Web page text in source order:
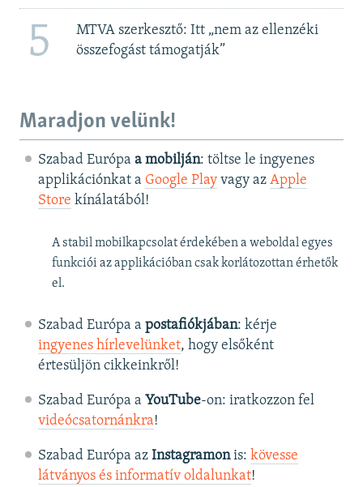
5
MTVA szerkesztő: Itt „nem az ellenzéki
összefogást támogatják”
Maradjon velünk!
Szabad Európa a mobilján: töltse le ingyenes
applikációnkat a Google Playvagy az Apple
Store kínálatából!
A stabil mobilkapcsolat érdekében a weboldal egyes
funkciói az applikációban csak korlátozottan érhetők
el.
Szabad Európa a postafiókjában: kérje
ingyenes hírlevelünket, hogy elsőként
értesüljön cikkeinkről!
Szabad Európa a YouTube-on: iratkozzon fel
videócsatornánkra!
Szabad Európa az Instagramonis: kövesse
látványos és informatív oldalunkat! ​